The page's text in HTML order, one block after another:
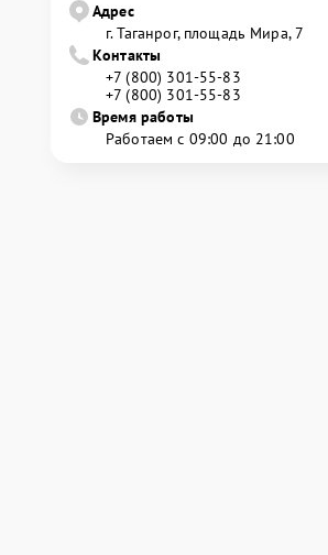
Адрес
г. Таганрог, площадь Мира, 7
Контакты
+7 (800) 301-55-83
+7 (800) 301-55-83
Время работы
Работаем с 09:00 до 21:00